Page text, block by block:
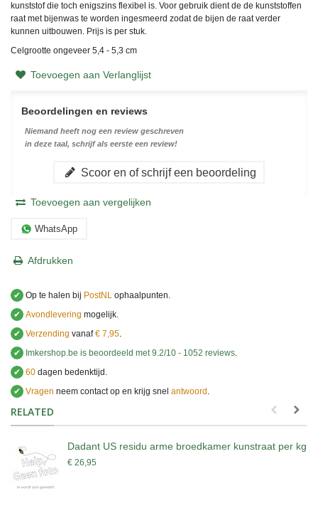
kunststof die toch enigszins flexibel is. Voor gebruik dient de de kunststoffen
raat met bijenwas te worden ingesmeerd zodat de bijen de raat verder
kunnen uitbouwen. Prijs is per stuk.
Celgrootte ongeveer 5,4 - 5,3 cm
Toevoegen aan Verlanglijst
Beoordelingen en reviews
Niemand heeft nog een review geschreven
in deze taal, schrijf als eerste een review!
Scoor en of schrijf een beoordeling
Toevoegen aan vergelijken
WhatsApp
Afdrukken
✔ Op te halen bij PostNL ophaalpunten.
✔ Avondlevering mogelijk.
✔ Verzending vanaf€ 7,95.
✔
Imkershop.be is beoordeeld met9.2/10 - 1052 reviews.
✔ 60 dagen bedenktijd.
✔ Vragen neem contact op en krijg snel antwoord .
RELATED
Dadant US residu arme broedkamer kunstraat per kg
€ 26,95